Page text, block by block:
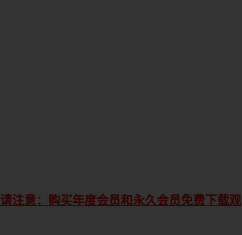
请注意：购买年度会员和永久会员免费下载观